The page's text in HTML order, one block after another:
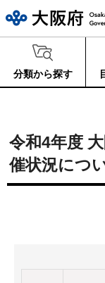
分類から探す
令和4年度
催状況につ